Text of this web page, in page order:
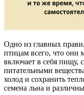
Одно из главных
птицам всего, что они
включает в себя пищу,
питательными
холод и сохранить
семена льна и